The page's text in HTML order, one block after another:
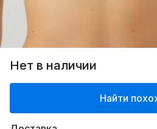
Нет в наличии
Найти